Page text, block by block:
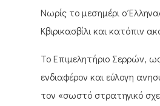
Νωρίς το μεσημέρι ο
Κβιρικασβίλι και κατόπιν
Το Επιμελητήριο Σερρών,
ενδιαφέρον και εύλογη
τον «σωστό στρατηγικό